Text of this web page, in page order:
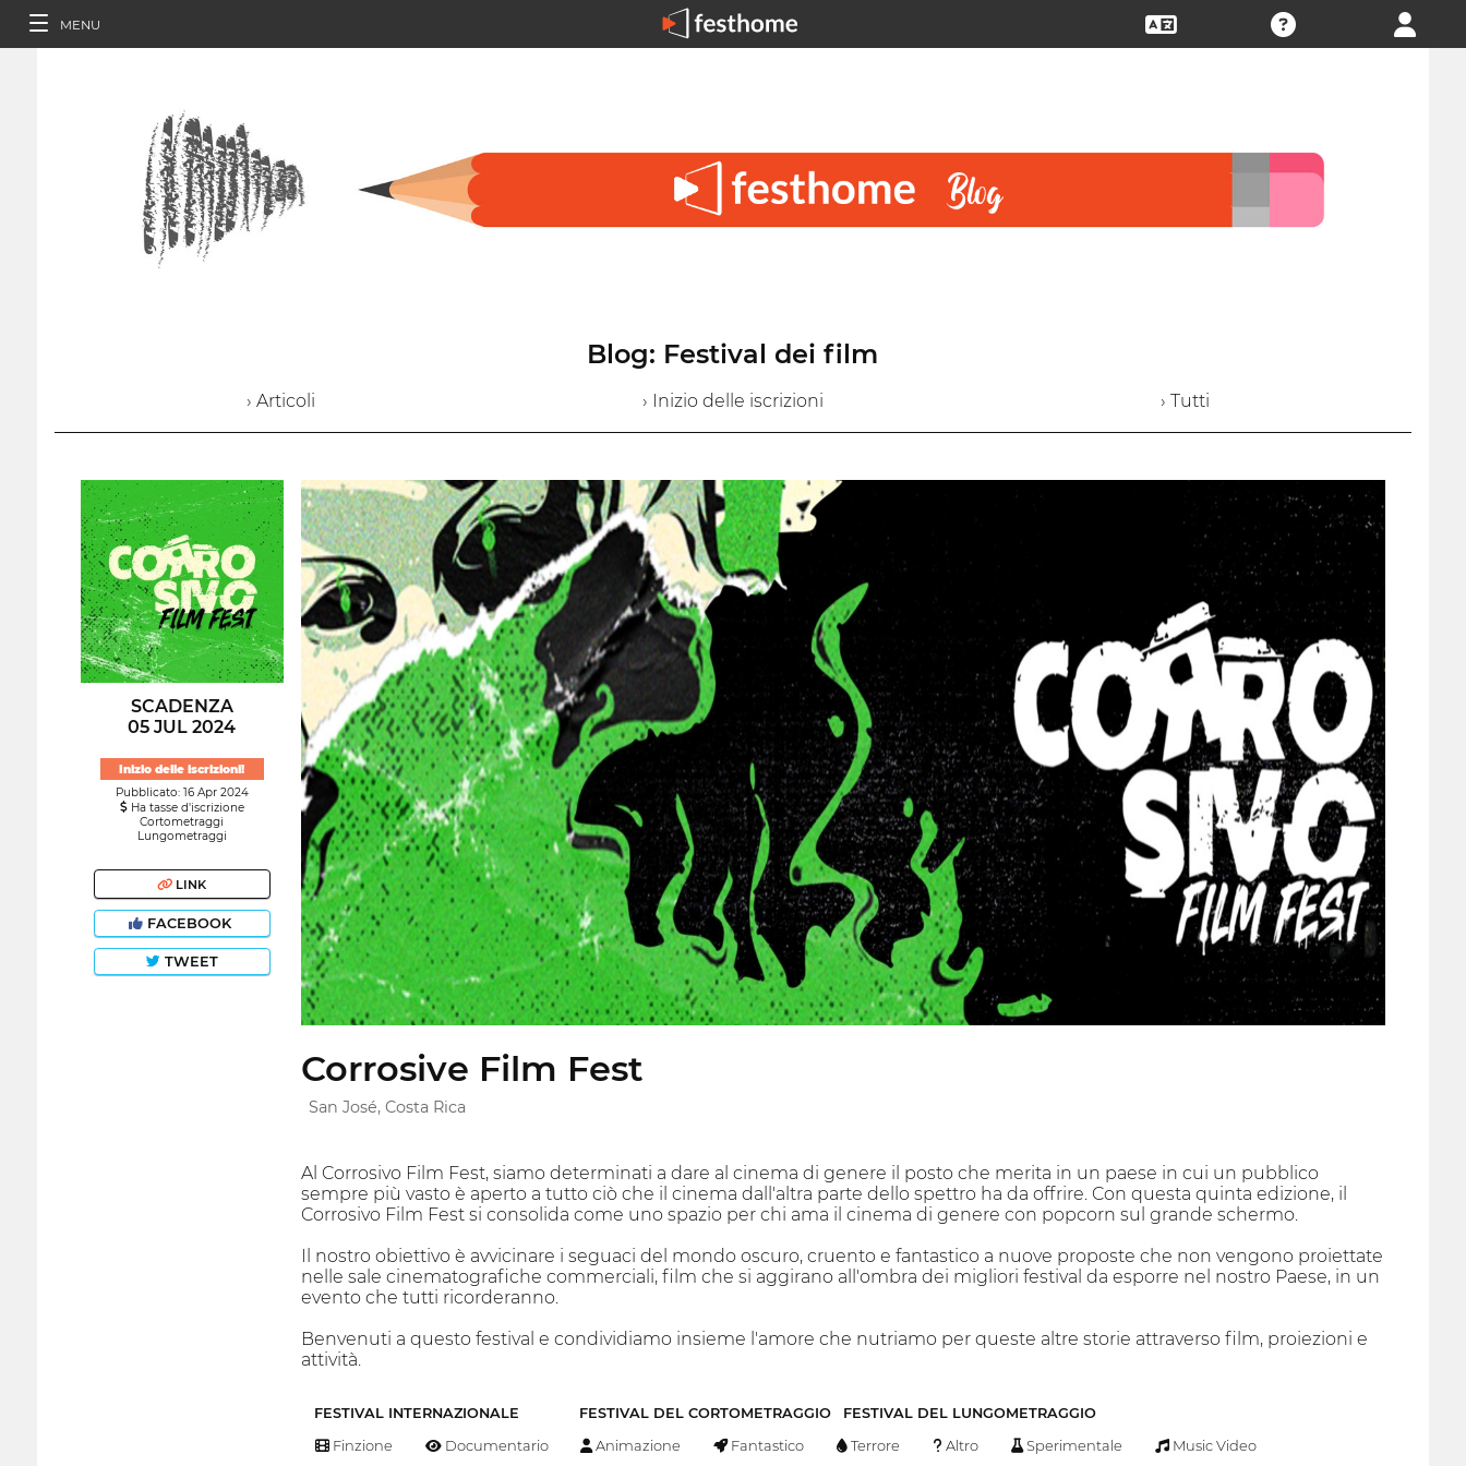
MENU
Blog: Festival dei film
› Articoli › Inizio delle iscrizioni › Tutti
SCADENZA
05 JUL 2024
Inizio delle iscrizioni!
Pubblicato: 16 Apr 2024
Ha tasse d'iscrizione
Cortometraggi
Lungometraggi
LINK
FACEBOOK
TWEET
Corrosive Film Fest
San José, Costa Rica
Al Corrosivo Film Fest, siamo determinati a dare al cinema di genere il posto che merita in un paese in cui un pubblico
sempre più vasto è aperto a tutto ciò che il cinema dall'altra parte dello spettro ha da offrire. Con questa quinta edizione, il
Corrosivo Film Fest si consolida come uno spazio per chi ama il cinema di genere con popcorn sul grande schermo.
Il nostro obiettivo è avvicinare i seguaci del mondo oscuro, cruento e fantastico a nuove proposte che non vengono proiettate
nelle sale cinematografiche commerciali, film che si aggirano all'ombra dei migliori festival da esporre nel nostro Paese, in un
evento che tutti ricorderanno.
Benvenuti a questo festival e condividiamo insieme l'amore che nutriamo per queste altre storie attraverso film, proiezioni e
attività.
FESTIVAL INTERNAZIONALE FESTIVAL DEL CORTOMETRAGGIO FESTIVAL DEL LUNGOMETRAGGIO
Finzione Documentario Animazione Fantastico Terrore Altro Sperimentale Music Video